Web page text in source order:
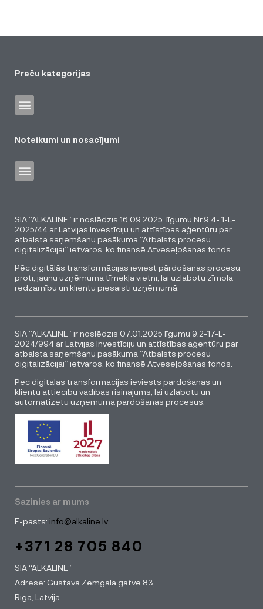
Preču kategorijas
Noteikumi un nosacījumi
SIA “ALKALINE” ir noslēdzis 16.09.2025. līgumu Nr.9.4- 1-L-
2025/44 ar Latvijas Investīciju un attīstības aģentūru par
atbalsta saņemšanu pasākuma “Atbalsts procesu
digitalizācijai” ietvaros, ko finansē Atveseļošanas fonds.
Pēc digitālās transformācijas ieviest pārdošanas procesu,
proti, jaunu uzņēmuma tīmekļa vietni, lai uzlabotu zīmola
redzamību un klientu piesaisti uzņēmumā.
SIA “ALKALINE” ir noslēdzis 07.01.2025 līgumu 9.2-17-L-
2024/994 ar Latvijas Investīciju un attīstības aģentūru par
atbalsta saņemšanu pasākuma “Atbalsts procesu
digitalizācijai” ietvaros, ko finansē Atveseļošanas fonds.
Pēc digitālās transformācijas ieviests pārdošanas un
klientu attiecību vadības risinājums, lai uzlabotu un
automatizētu uzņēmuma pārdošanas procesus.
Sazinies ar mums
E-pasts: info@alkaline.lv
+371 28 705 840
SIA “ALKALINE”
Adrese: Gustava Zemgala gatve 83,
Rīga, Latvija